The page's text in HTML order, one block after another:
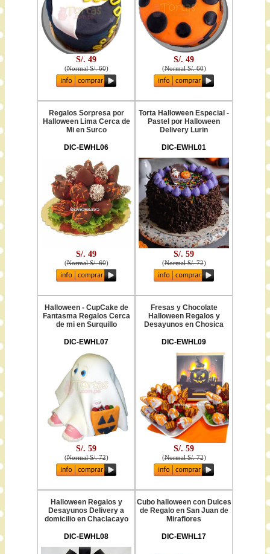
S/. 49
(Normal S/. 60)
S/. 49
(Normal S/. 60)
Regalos Sorpresa por
Halloween Lima Cerca de
Mi en Surco
DIC-EWHL06
S/. 49
(Normal S/. 60)
Torta Halloween Especial -
Pastel por Halloween
Delivery Lurin
DIC-EWHL01
S/. 59
(Normal S/. 72)
Halloween - CupCake de
Fantasma Regalos Cerca
de mi en Surquillo
DIC-EWHL07
S/. 59
(Normal S/. 72)
Fresas y Chocolate
Halloween Regalos y
Desayunos en Chosica
DIC-EWHL09
S/. 59
(Normal S/. 72)
Halloween Regalos y
Desayunos Delivery a
domicilio en Chaclacayo
DIC-EWHL08
Cubo halloween con Dulces
de Regalo en San Juan de
Miraflores
DIC-EWHL17